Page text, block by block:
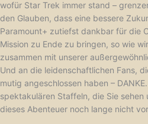
wofür Star Trek immer stand –
den Glauben, dass eine bessere
Paramount+ zutiefst dankbar für die
Mission zu Ende zu bringen, so wie
zusammen mit unserer
Und an die leidenschaftlichen Fans,
mutig angeschlossen haben –
spektakulären Staffeln, die Sie
dieses Abenteuer noch lange nicht